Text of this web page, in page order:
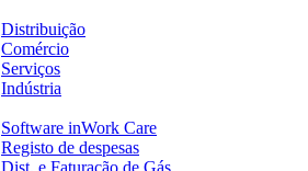
Distribuição
Comércio
Serviços
Indústria
Software inWork Care
Registo de despesas
Dist. e Faturação de Gás